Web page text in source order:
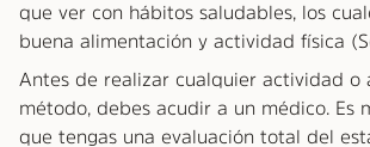
que ver con hábitos saludables, los
buena alimentación y actividad física
Antes de realizar cualquier actividad o
método, debes acudir a un médico. Es
que tengas una evaluación total del